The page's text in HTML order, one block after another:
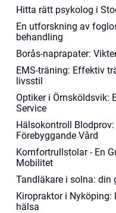
Hitta rätt psykolog i
En utforskning av
behandling
Borås-naprapater:
EMS-träning: Effektiv
livsstil
Optiker i Örnsköldsvik:
Service
Hälsokontroll
Förebyggande Vård
Komfortrullstolar - En
Mobilitet
Tandläkare i solna: din
Kiropraktor i
hälsa